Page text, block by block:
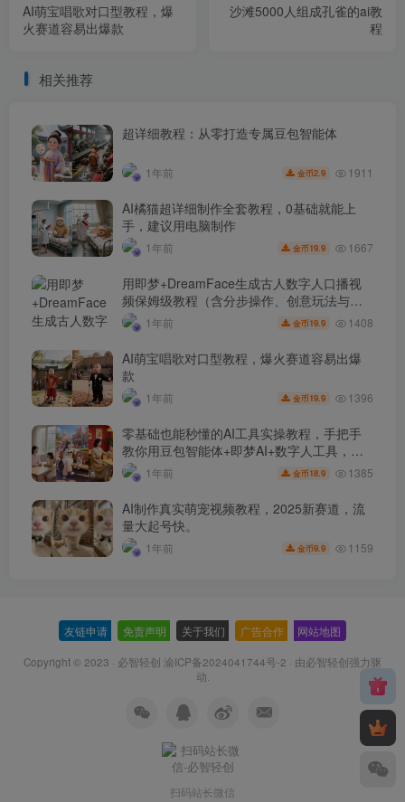
AI萌宝唱歌对口型教程，爆
火赛道容易出爆款
沙滩5000人组成孔雀的ai教
程
相关推荐
超详细教程：从零打造专属豆包智能体
1年前 金币2.9 1911
AI橘猫超详细制作全套教程，0基础就能上
手，建议用电脑制作
1年前 金币19.9 1667
用即梦+DreamFace生成古人数字人口播视
频保姆级教程（含分步操作、创意玩法与避
坑指南）
1年前 金币19.9 1408
AI萌宝唱歌对口型教程，爆火赛道容易出爆
款
1年前 金币19.9 1396
零基础也能秒懂的AI工具实操教程，手把手
教你用豆包智能体+即梦AI+数字人工具，制
作超自然的“母子对话”视频！
1年前 金币18.9 1385
AI制作真实萌宠视频教程，2025新赛道，流
量大起号快。
1年前 金币9.9 1159
友链申请 免责声明 关于我们 广告合作 网站地图
Copyright © 2023 · 必智轻创 渝ICP备2024041744号-2 · 由必智轻创强力驱
动.
扫码站长微信